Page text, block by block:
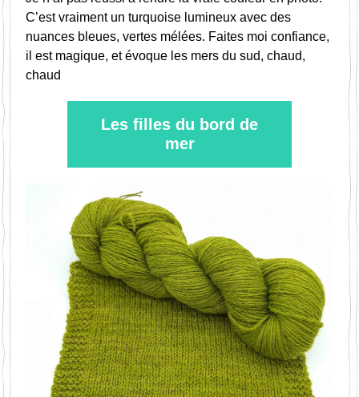
C’est vraiment un turquoise lumineux avec des
nuances bleues, vertes mélées. Faites moi confiance,
il est magique, et évoque les mers du sud, chaud,
chaud
Les filles du bord de
mer